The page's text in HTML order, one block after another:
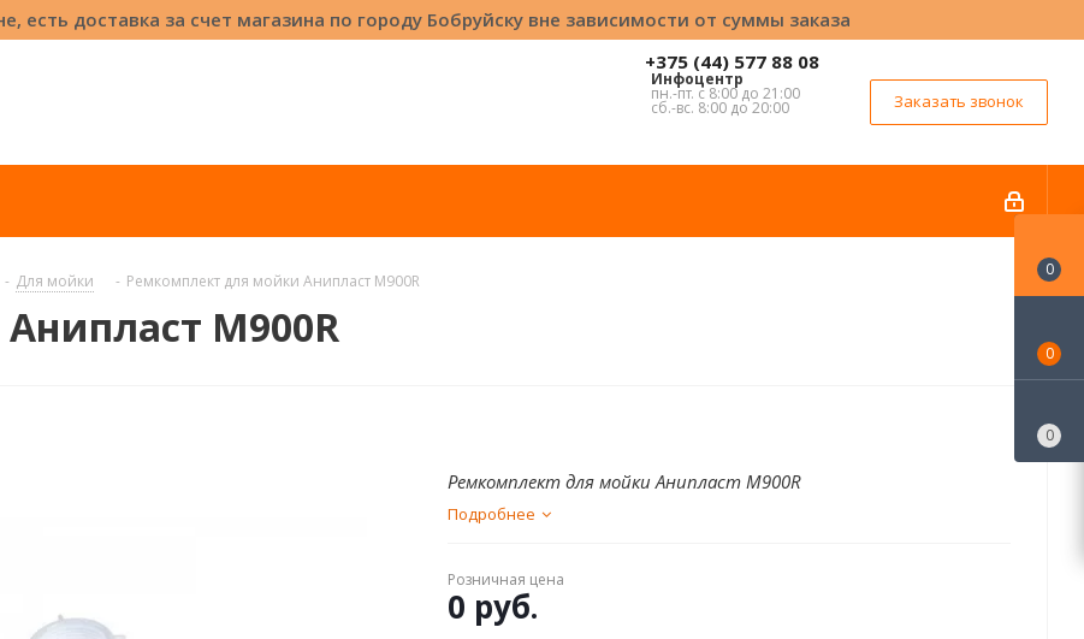
есть доставка за счет магазина по городу Бобруйску вне зависимости от суммы заказа
+375 (44) 577 88 08
Инфоцентр
пн.-пт. с 8:00 до 21:00
сб.-вс. 8:00 до 20:00 Заказать звонок
- Для мойки - Ремкомплект для мойки Анипласт M900R
M900R
Ремкомплект для мойки Анипласт M900R
Подробнее
Розничная цена
0 руб.
0
0
0